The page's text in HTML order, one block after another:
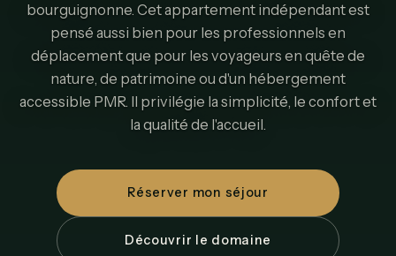
bourguignonne. Cet appartement indépendant est
pensé aussi bien pour les professionnels en
déplacement que pour les voyageurs en quête de
nature, de patrimoine ou d'un hébergement
accessible PMR. Il privilégie la simplicité, le confort et
la qualité de l'accueil.
Réserver mon séjour
Découvrir le domaine